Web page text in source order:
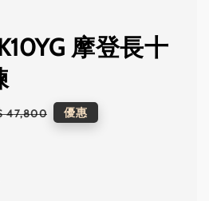
摩登長十
47,800 優惠